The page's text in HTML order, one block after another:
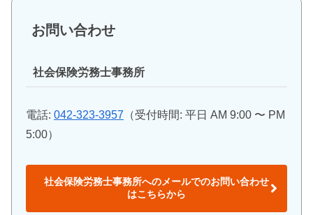
お問い合わせ
社会保険労務士事務所
電話: 042-323-3957 （受付時間: 平日 AM 9:00 〜 PM
5:00）
社会保険労務士事務所へのメールでのお問い合わせ
はこちらから